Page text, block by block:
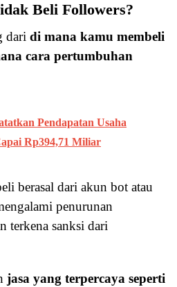
Beli Followers?
dari di mana kamu membeli
cara pertumbuhan
Pendapatan Usaha
Rp394,71 Miliar
berasal dari akun bot atau
penurunan
terkena sanksi dari
jasa yang terpercaya seperti